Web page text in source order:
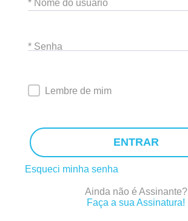
* Nome do usuário
* Senha
Lembre de mim
ENTRAR
Esqueci minha senha
Ainda não é Assinante?
Faça a sua Assinatura!